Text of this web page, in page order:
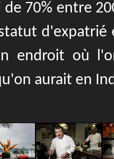
70% entre
endroit où
aurait en